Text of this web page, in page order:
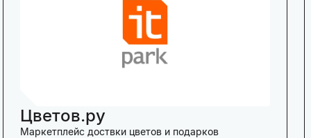
Цветов.ру
Маркетплейс доствки цветов и подарков